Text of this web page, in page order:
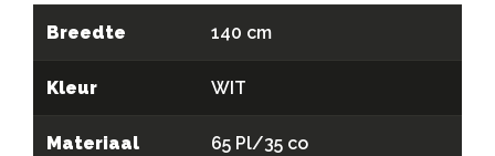
Breedte 140 cm
Kleur WIT
Materiaal 65 Pl/35 co